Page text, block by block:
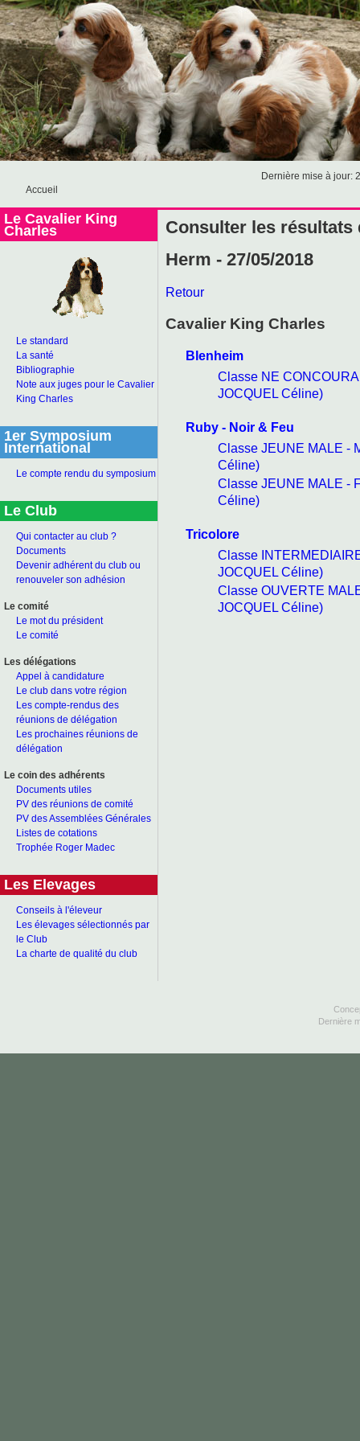
Accueil
Dernière mise à jour:
Le Cavalier King
Charles
Le standard
La santé
Bibliographie
Note aux juges pour le Cavalier
King Charles
1er Symposium
International
Le compte rendu du symposium
Le Club
Qui contacter au club ?
Documents
Devenir adhérent du club ou
renouveler son adhésion
Le comité
Le mot du président
Le comité
Les délégations
Appel à candidature
Le club dans votre région
Les compte-rendus des
réunions de délégation
Les prochaines réunions de
délégation
Le coin des adhérents
Documents utiles
PV des réunions de comité
PV des Assemblées Générales
Listes de cotations
Trophée Roger Madec
Les Elevages
Conseils à l'éleveur
Les élevages sélectionnés par
le Club
La charte de qualité du club
Consulter les résultats
Herm - 27/05/2018
Retour
Cavalier King Charles
Blenheim
Classe NE
JOCQUEL Céline)
Ruby - Noir & Feu
Classe JEUNE MALE -
Céline)
Classe JEUNE MALE -
Céline)
Tricolore
Classe
JOCQUEL Céline)
Classe OUVERTE
JOCQUEL Céline)
Dernière